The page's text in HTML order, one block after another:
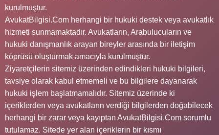
kurulmuştur.
AvukatBilgisi.Com herhangi bir hukuki destek veya avukatlık
hizmeti sunmamaktadır. Avukatların, Arabulucuların ve
hukuki danışmanlık arayan bireyler arasında bir iletişim
köprüsü oluşturmak amacıyla kurulmuştur.
Ziyaretçilerin sitemiz üzerinden edindikleri hukuki bilgileri,
tavsiye olarak kabul etmemeli ve bu bilgilere dayanarak
hukuki işlem başlatmamalıdır. Sitemiz üzerinde ki
içeriklerden veya avukatların verdiği bilgilerden doğabilecek
herhangi bir zarar veya kayıptan AvukatBilgisi.Com sorumlu
tutulamaz. Sitede yer alan içeriklerin bir kısmı